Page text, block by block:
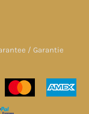
/ Garantie